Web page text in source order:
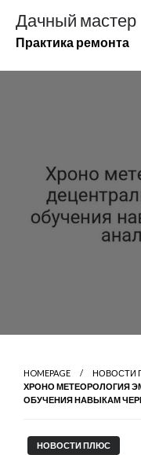
содержимому
Дачный мастер
Практика ремонта
HOMEPAGE
НОВОСТИ
ХРОНО МЕТЕОРОЛОГИЯ
ОБУЧЕНИЯ НАВЫКАМ
НОВОСТИ ПЛЮС